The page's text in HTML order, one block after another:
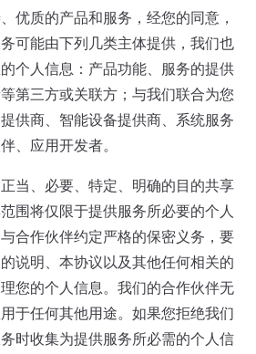
优质的产品和服务，经您的同意，
可能由下列几类主体提供，我们也
个人信息：产品功能、服务的提供
第三方或关联方；与我们联合为您
供商、智能设备提供商、系统服务
、应用开发者。
当、必要、特定、明确的目的共享
围将仅限于提供服务所必要的个人
合作伙伴约定严格的保密义务，要
说明、本协议以及其他任何相关的
您的个人信息。我们的合作伙伴无
于任何其他用途。如果您拒绝我们
时收集为提供服务所必需的个人信